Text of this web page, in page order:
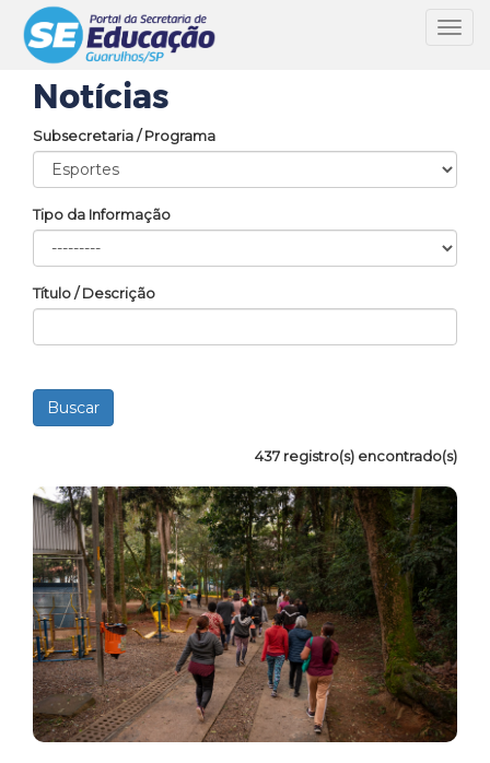
Notícias
Subsecretaria / Programa
Tipo da Informação
Título / Descrição
437 registro(s) encontrado(s)